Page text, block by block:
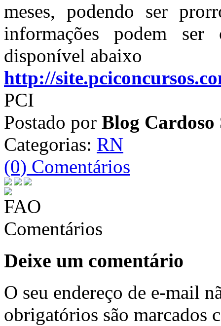
meses, podendo ser
informações podem
disponível abaixo
http://
PCI
Postado por Blog Cardoso
Categorias: RN
(0) Comentários
Comentários
Deixe um comentário
O seu endereço de e-mail
obrigatórios são marcados